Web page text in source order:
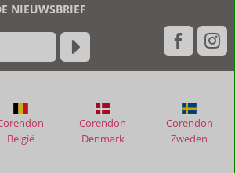
NIEUWSBRIEF
België
Corendon
Denmark
Corendon
Zweden